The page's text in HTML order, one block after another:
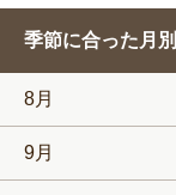
季節に合った月
8月
9月